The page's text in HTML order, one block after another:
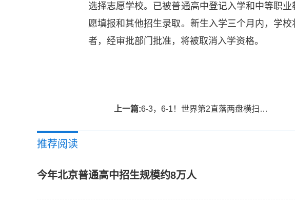
选择志愿学校。已被普通高中登记入学和中等职
愿填报和其他招生录取。新生入学三个月内，学
者，经审批部门批准，将被取消入学资格。
上一篇:6-3，6-1！世界第2直落两盘横扫晋级，顺利跻身温网女单次轮-焦点播报
推荐阅读
今年北京普通高中招生规模约8万人